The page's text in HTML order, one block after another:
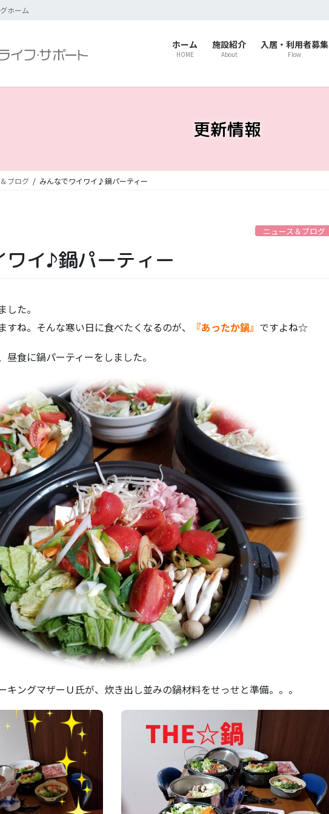
ホーム
ホーム
HOME
施設紹介
About
入居・利用者募集
Flow
更新情報
ブログ みんなでワイワイ♪鍋パーティー
ニュース＆ブログ
ワイ♪鍋パーティー
た。
すね。そんな寒い日に食べたくなるのが、
『あったか鍋』 ですよね☆
食に鍋パーティーをしました。
キングマザーＵ氏が、炊き出し並みの鍋材料をせっせと準備。。。